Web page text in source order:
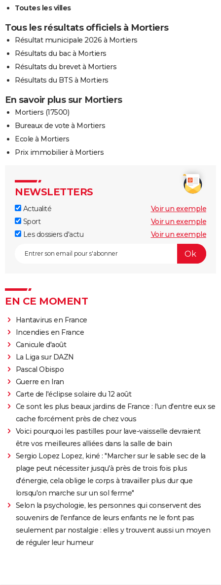
Toutes les villes
Tous les résultats officiels à Mortiers
Résultat municipale 2026 à Mortiers
Résultats du bac à Mortiers
Résultats du brevet à Mortiers
Résultats du BTS à Mortiers
En savoir plus sur Mortiers
Mortiers (17500)
Bureaux de vote à Mortiers
Ecole à Mortiers
Prix immobilier à Mortiers
NEWSLETTERS
Actualité
Voir un exemple
Sport
Voir un exemple
Les dossiers d'actu
Voir un exemple
EN CE MOMENT
Hantavirus en France
Incendies en France
Canicule d'août
La Liga sur DAZN
Pascal Obispo
Guerre en Iran
Carte de l'éclipse solaire du 12 août
Ce sont les plus beaux jardins de France : l'un d'entre eux se
cache forcément près de chez vous
Voici pourquoi les pastilles pour lave-vaisselle devraient
être vos meilleures alliées dans la salle de bain
Sergio Lopez Lopez, kiné : "Marcher sur le sable sec de la
plage peut nécessiter jusqu'à près de trois fois plus
d'énergie, cela oblige le corps à travailler plus dur que
lorsqu'on marche sur un sol ferme"
Selon la psychologie, les personnes qui conservent des
souvenirs de l'enfance de leurs enfants ne le font pas
seulement par nostalgie : elles y trouvent aussi un moyen
de réguler leur humeur